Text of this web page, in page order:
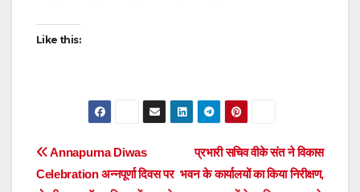
Like this:
Post
प्रभारी सचिव वीके संत ने विकास
भवन के कार्यालयों का किया निरीक्षण,
Annapurna Diwas
Celebration अन्नपूर्णा दिवस पर